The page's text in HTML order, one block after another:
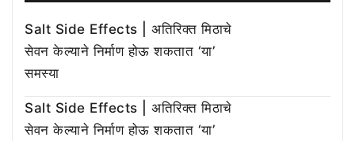
Salt Side Effects | अतिरिक्त मिठाचे
सेवन केल्याने निर्माण होऊ शकतात ‘या’
समस्या
Salt Side Effects | अतिरिक्त मिठाचे
सेवन केल्याने निर्माण होऊ शकतात ‘या’